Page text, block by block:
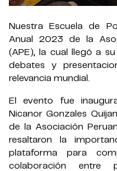
Nuestra Escuela de
Anual 2023 de la
(APE), la cual llegó a
debates y
relevancia mundial.
El evento fue
Nicanor Gonzales
de la Asociación
resaltaron la
plataforma para
colaboración entre